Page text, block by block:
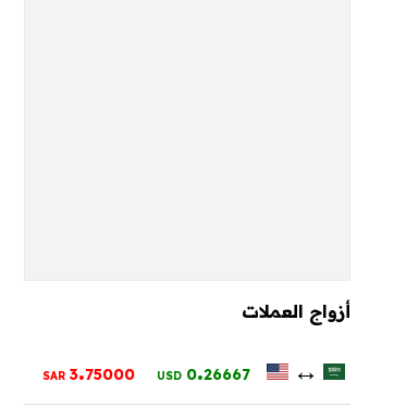
أزواج العملات
↔
0.26667
USD
3.75000
SAR